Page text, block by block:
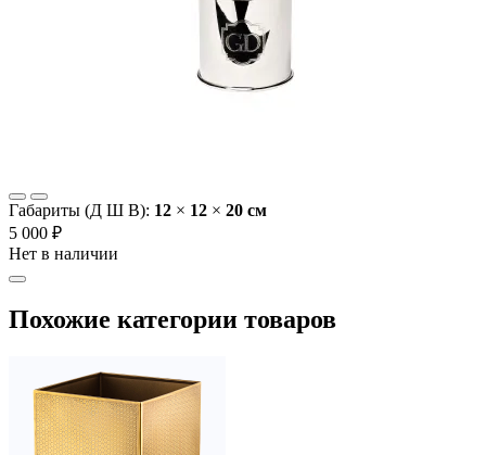
Габариты (Д Ш В): 12 × 12 × 20 cм
5 000 ₽
Нет в наличии
Похожие категории товаров